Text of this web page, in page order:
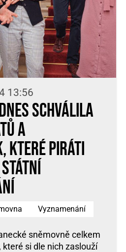
13:56
schválila
a
které Piráti
Vyznamenání
sněmovně celkem
si dle nich zaslouží